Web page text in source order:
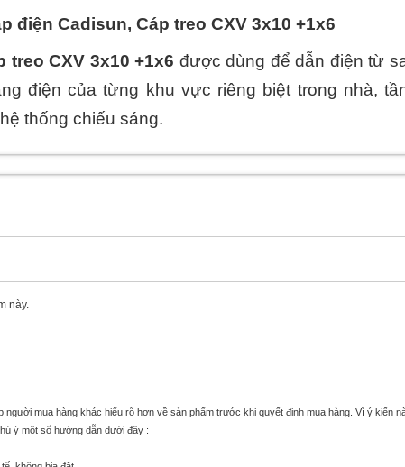
điện Cadisun, Cáp treo CXV 3x10 +1x6
treo CXV 3x10 +1x6 được dùng để dẫn điện từ
điện của từng khu vực riêng biệt trong nhà,
thống chiếu sáng.
này.
người mua hàng khác hiểu rõ hơn về sản phẩm trước khi quyết định mua hàng. Vì ý kiến
ý một số hướng dẫn dưới đây :